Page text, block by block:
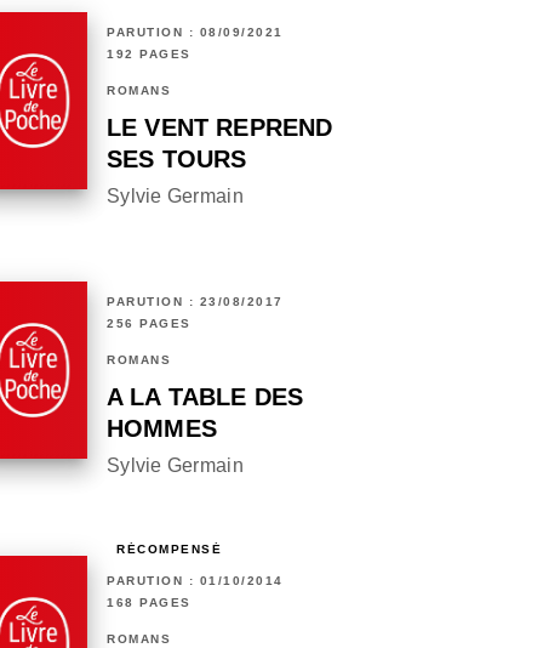
PARUTION : 08/09/2021
192 PAGES
ROMANS
LE VENT REPREND
SES TOURS
Sylvie Germain
PARUTION : 23/08/2017
256 PAGES
ROMANS
A LA TABLE DES
HOMMES
Sylvie Germain
RÉCOMPENSÉ
PARUTION : 01/10/2014
168 PAGES
ROMANS